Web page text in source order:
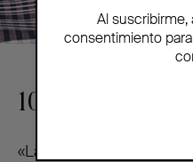
10. Tu
«La verdad es que, a
Al
consentimiento